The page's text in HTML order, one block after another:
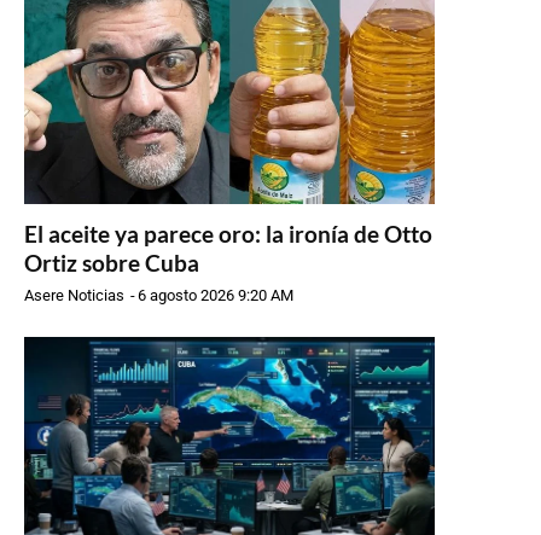
El aceite ya parece oro: la ironía de Otto
Ortiz sobre Cuba
Asere Noticias -6 agosto 2026 9:20 AM